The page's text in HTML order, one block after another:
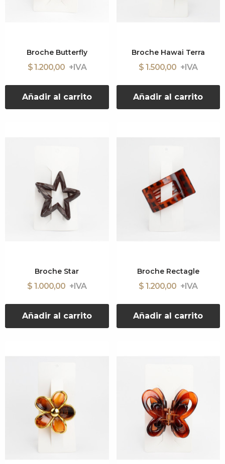
Broche Butterfly
$ 1.200,00
Añadir al carrito
Broche Hawai Terra
$ 1.500,00
Añadir al carrito
Broche Star
$ 1.000,00
Añadir al carrito
Broche Rectagle
$ 1.200,00
Añadir al carrito